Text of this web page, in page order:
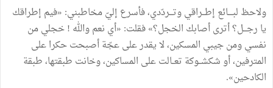
ولاحظ لبــــائع إطــراقيوتـــردّدي،فأسرع إليّمخاطبني:
«فيم إطراقك
يا رجـــل؟أترىأصابك الخجل؟»فقلت:
«أي نعموالله !خجليمن
نفسيومنجيبي المسكين،لايقدرعلىعجّةأصبحتحكراعلى
المترفين،أوشكشــوكة تعــالتعلى المساكين،وخانت طبقتها،طبقة
الكادحين»
.